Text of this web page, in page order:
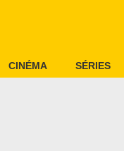
CINÉMA SÉRIES